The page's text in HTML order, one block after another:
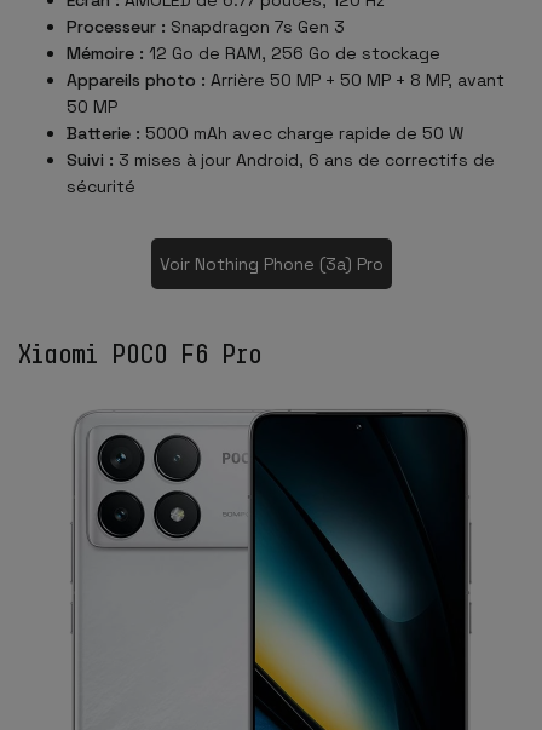
Processeur : Snapdragon 7s Gen 3
Mémoire : 12 Go de RAM, 256 Go de stockage
Appareils photo : Arrière 50 MP + 50 MP + 8 MP, avant
50 MP
Batterie : 5000 mAh avec charge rapide de 50 W
Suivi : 3 mises à jour Android, 6 ans de correctifs de
sécurité
Voir Nothing Phone (3a) Pro
Xiaomi POCO F6 Pro